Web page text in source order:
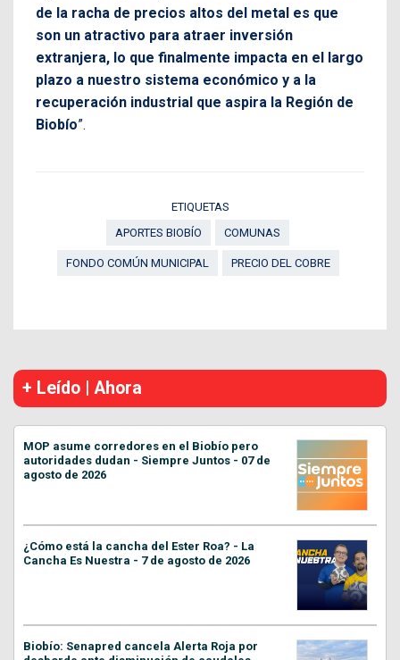
de la racha de precios altos del metal es que
son un atractivo para atraer inversión
extranjera, lo que finalmente impacta en el largo
plazo a nuestro sistema económico y a la
recuperación industrial que aspira la Región de
Biobío”.
ETIQUETAS
APORTES BIOBÍO
COMUNAS
FONDO COMÚN MUNICIPAL PRECIO DEL COBRE
+ Leído | Ahora
MOP asume corredores en el Biobío pero
autoridades dudan - Siempre Juntos - 07 de
agosto de 2026
¿Cómo está la cancha del Ester Roa? - La
Cancha Es Nuestra - 7 de agosto de 2026
Biobío: Senapred cancela Alerta Roja por